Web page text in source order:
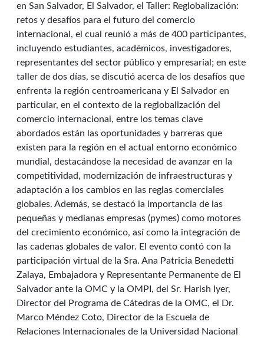
en San Salvador, El Salvador, el Taller: Reglobalización:
retos y desafíos para el futuro del comercio
internacional, el cual reunió a más de 400 participantes,
incluyendo estudiantes, académicos, investigadores,
representantes del sector público y empresarial; en este
taller de dos días, se discutió acerca de los desafíos que
enfrenta la región centroamericana y El Salvador en
particular, en el contexto de la reglobalización del
comercio internacional, entre los temas clave
abordados están las oportunidades y barreras que
existen para la región en el actual entorno económico
mundial, destacándose la necesidad de avanzar en la
competitividad, modernización de infraestructuras y
adaptación a los cambios en las reglas comerciales
globales. Además, se destacó la importancia de las
pequeñas y medianas empresas (pymes) como motores
del crecimiento económico, así como la integración de
las cadenas globales de valor. El evento contó con la
participación virtual de la Sra. Ana Patricia Benedetti
Zalaya, Embajadora y Representante Permanente de El
Salvador ante la OMC y la OMPI, del Sr. Harish Iyer,
Director del Programa de Cátedras de la OMC, el Dr.
Marco Méndez Coto, Director de la Escuela de
Relaciones Internacionales de la Universidad Nacional